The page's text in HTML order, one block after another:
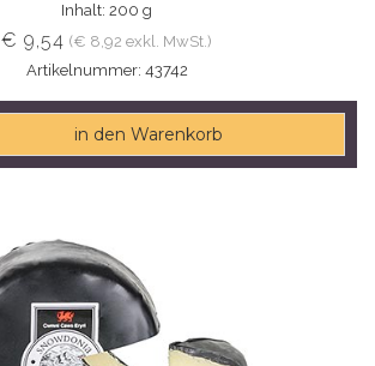
Inhalt: 200 g
€ 9,54 (€ 8,92 exkl. MwSt.)
Artikelnummer: 43742
in den Warenkorb